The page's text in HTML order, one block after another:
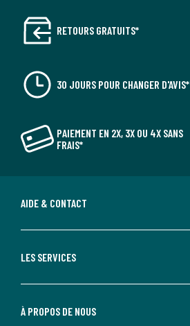
RETOURS GRATUITS*
30 JOURS POUR CHANGER D'AVIS*
PAIEMENT EN 2X, 3X OU 4X SANS
FRAIS*
AIDE & CONTACT
LES SERVICES
À PROPOS DE NOUS